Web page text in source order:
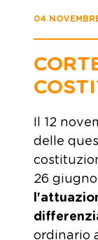
04
Il 12
delle
26
ordinario